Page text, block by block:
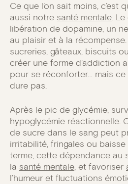
Ce que l’on sait moins, c’est
aussi notre santé mentale.
libération de dopamine, un
au plaisir et à la
sucreries, gâteaux, biscuits
créer une forme d’addiction
pour se réconforter… mais
dure pas.
Après le pic de glycémie,
hypoglycémie réactionnelle.
de sucre dans le sang peut
irritabilité, fringales ou
terme, cette dépendance au
la santé mentale, et favoriser
l’humeur et fluctuations